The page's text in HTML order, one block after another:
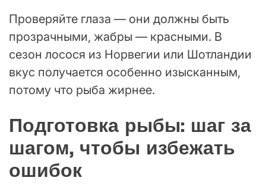
Проверяйте глаза — они должны быть
прозрачными, жабры — красными. В
сезон лосося из Норвегии или Шотландии
вкус получается особенно изысканным,
потому что рыба жирнее.
Подготовка рыбы: шаг за
шагом, чтобы избежать
ошибок